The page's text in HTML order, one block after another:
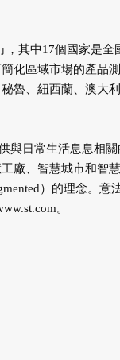
其中17個國家是全
化區域市場的產品
魯、紐西蘭、澳大利
與日常生活息息相
廠、智慧城市和智
）的理念。意
。